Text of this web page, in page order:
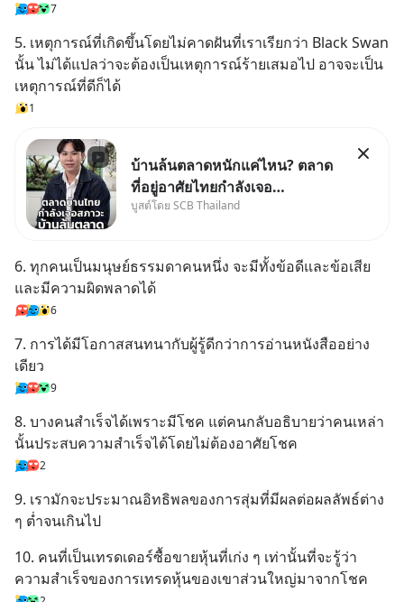
7
5. เหตุการณ์ที่เกิดขึ้นโดยไม่คาดฝันที่เราเรียกว่า Black Swan
นั้น ไม่ได้แปลว่าจะต้องเป็นเหตุการณ์ร้ายเสมอไป อาจจะเป็น
เหตุการณ์ที่ดีก็ได้
1
บ้านล้นตลาดหนักแค่ไหน? ตลาด
ที่อยู่อาศัยไทยกำลังเจอ
Oversupply หนักกว่าที่คิด และ
#บ้านล้นตลาด #เศรษฐกิจไทย
#EICAround #SCBThailand
บูสต์โดย SCB Thailand
6. ทุกคนเป็นมนุษย์ธรรมดาคนหนึ่ง จะมีทั้งข้อดีและข้อเสีย
และมีความผิดพลาดได้
6
7. การได้มีโอกาสสนทนากับผู้รู้ดีกว่าการอ่านหนังสืออย่าง
เดียว
9
8. บางคนสำเร็จได้เพราะมีโชค แต่คนกลับอธิบายว่าคนเหล่า
นั้นประสบความสำเร็จได้โดยไม่ต้องอาศัยโชค
2
9. เรามักจะประมาณอิทธิพลของการสุ่มที่มีผลต่อผลลัพธ์ต่าง
ๆ ต่ำจนเกินไป
10. คนที่เป็นเทรดเดอร์ซื้อขายหุ้นที่เก่ง ๆ เท่านั้นที่จะรู้ว่า
ความสำเร็จของการเทรดหุ้นของเขาส่วนใหญ่มาจากโชค